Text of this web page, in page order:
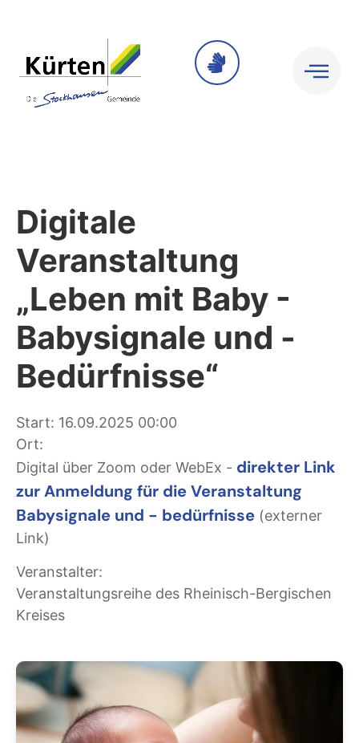
Digitale
Veranstaltung
„Leben mit Baby -
Babysignale und -
Bedürfnisse“
Start: 16.09.2025 00:00
Ort:
Digital über Zoom oder WebEx - direkter Link
zur Anmeldung für die Veranstaltung
Babysignale und - bedürfnisse (externer
Link)
Veranstalter:
Veranstaltungsreihe des Rheinisch-Bergischen
Kreises